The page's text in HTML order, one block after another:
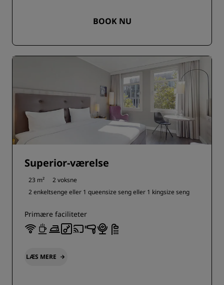
BOOK NU
Superior-værelse
23 m²
2 voksne
2 enkeltsenge eller 1 queensize seng eller 1 kingsize seng
Primære faciliteter
LÆS MERE